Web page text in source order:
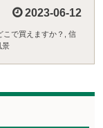
2023-06-12
こで買えますか？
信
景